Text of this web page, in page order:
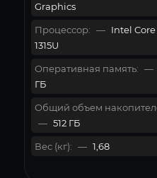
Graphics
Процессор: — Intel
1315U
Оперативная память: —
ГБ
Общий объем
— 512 ГБ
Вес (кг): — 1,68